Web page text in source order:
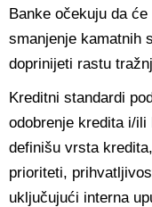
Banke očekuju da
smanjenje kamatnih
doprinijeti rastu
Kreditni standardi
odobrenje kredita i/
definišu vrsta
prioriteti,
uključujući interna